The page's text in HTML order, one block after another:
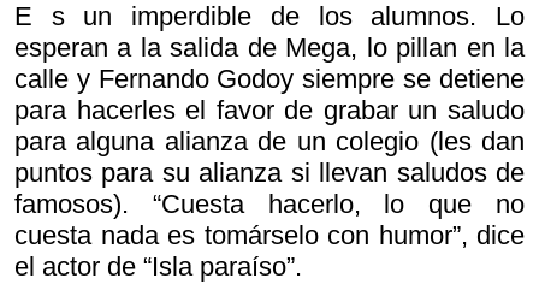
E s un imperdible de los alumnos. Lo
esperan a la salida de Mega, lo pillan en la
calle y Fernando Godoy siempre se detiene
para hacerles el favor de grabar un saludo
para alguna alianza de un colegio (les dan
puntos para su alianza si llevan saludos de
famosos). “Cuesta hacerlo, lo que no
cuesta nada es tomárselo con humor”, dice
el actor de “Isla paraíso”.